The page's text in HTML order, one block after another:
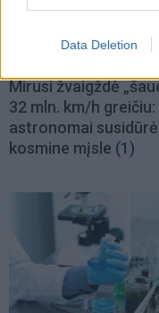
Data Deletion
Mirusi žvaigždė
32 mln. km/h greičiu:
astronomai
kosmine mįsle (1)